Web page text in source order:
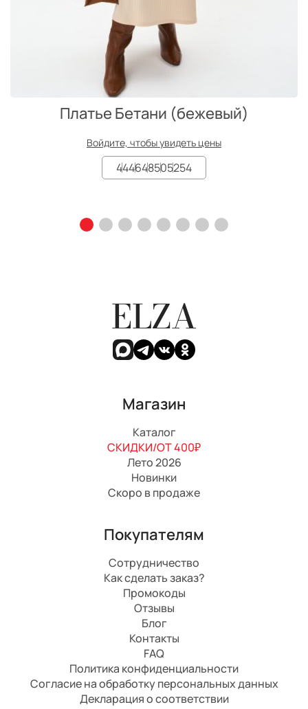
Платье Бетани (бежевый)
Войдите, чтобы увидеть цены
444648505254
ELZA
Магазин
Каталог
СКИДКИ/ОТ 400₽
Лето 2026
Новинки
Скоро в продаже
Покупателям
Сотрудничество
Как сделать заказ?
Промокоды
Отзывы
Блог
Контакты
FAQ
Политика конфиденциальности
Согласие на обработку персональных данных
Декларация о соответствии